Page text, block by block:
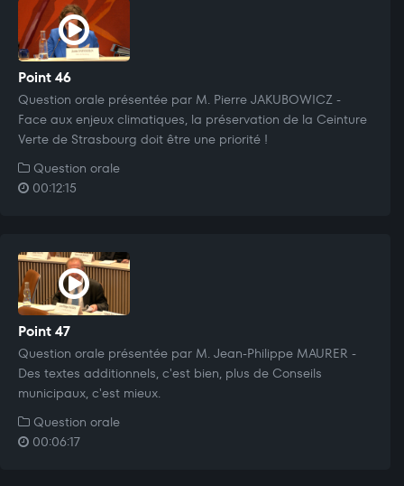
Point 46
Question orale présentée par M. Pierre JAKUBOWICZ -
Face aux enjeux climatiques, la préservation de la Ceinture
Verte de Strasbourg doit être une priorité !
Question orale
00:12:15
Point 47
Question orale présentée par M. Jean-Philippe MAURER -
Des textes additionnels, c'est bien, plus de Conseils
municipaux, c'est mieux.
Question orale
00:06:17